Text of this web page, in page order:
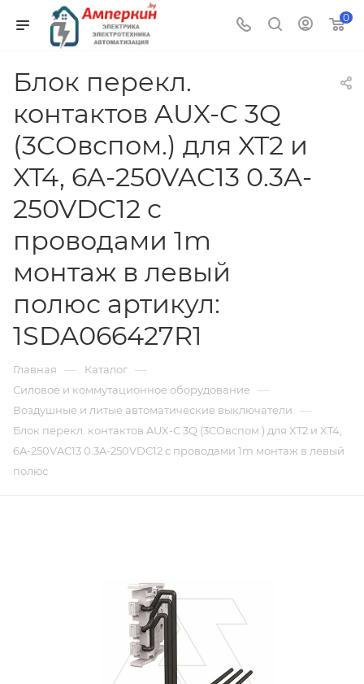
0
Блок перекл.
контактов AUX-C 3Q
(3COвспом.) для XT2 и
XT4, 6A-250VAC13 0.3A-
250VDC12 с
проводами 1m
монтаж в левый
полюс артикул:
1SDA066427R1
Главная — Каталог —
Силовое и коммутационное оборудование —
Воздушные и литые автоматические выключатели —
Блок перекл. контактов AUX-C 3Q (3COвспом.) для XT2 и XT4,
6A-250VAC13 0.3A-250VDC12 с проводами 1m монтаж в левый
полюс